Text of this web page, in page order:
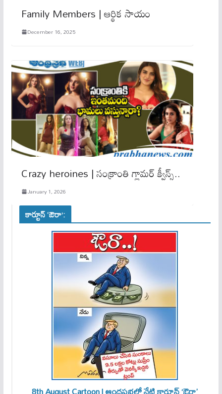
Family Members | ఆర్థిక సాయం
December 16, 2025
Crazy heroines | సంక్రాంతి గ్లామర్ క్వీన్స్..
January 1, 2026
కార్టూన్ ‘ఔరా’: